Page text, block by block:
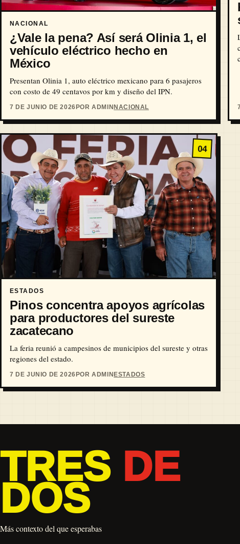
NACIONAL
¿Vale la pena? Así será Olinia 1, el
vehículo eléctrico hecho en
México
Presentan Olinia 1, auto eléctrico mexicano para 6 pasajeros
con costo de 49 centavos por km y diseño del IPN.
7 DE JUNIO DE 2026POR ADMINNACIONAL
04
ESTADOS
Pinos concentra apoyos agrícolas
para productores del sureste
zacatecano
La feria reunió a campesinos de municipios del sureste y otras
regiones del estado.
7 DE JUNIO DE 2026 POR ADMIN ESTADOS
TRES DE
DOS
Más contexto del que esperabas